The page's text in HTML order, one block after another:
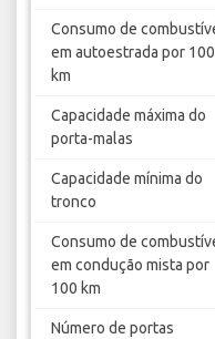
Consumo de
em autoestrada por 100
km
Capacidade máxima do
porta-malas
Capacidade mínima do
tronco
Consumo de
em condução mista por
100 km
Número de portas